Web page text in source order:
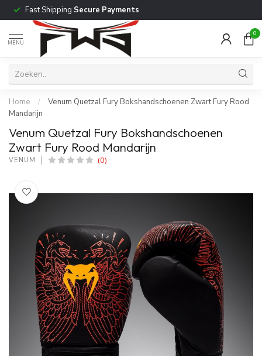
Fast Shipping Secure Payments
MENU
0
Home /
Venum Quetzal Fury Bokshandschoenen Zwart Fury Rood
Mandarijn
Venum Quetzal Fury Bokshandschoenen
Zwart Fury Rood Mandarijn
VENUM (0)